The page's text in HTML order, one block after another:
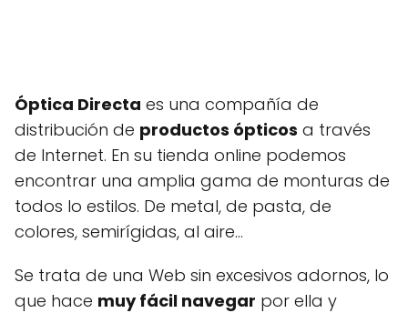
Óptica Directa es una compañía de
distribución de productos ópticos a través
de Internet. En su tienda online podemos
encontrar una amplia gama de monturas de
todos lo estilos. De metal, de pasta, de
colores, semirígidas, al aire…
Se trata de una Web sin excesivos adornos, lo
que hace muy fácil navegar por ella y